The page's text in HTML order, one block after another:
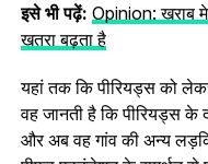
इसे भी पढ़ें: Opinion: खराब
खतरा बढ़ता है
यहां तक कि पीरियड्स को
वह जानती है कि पीरियड्स के
और अब वह गांव की अन्य